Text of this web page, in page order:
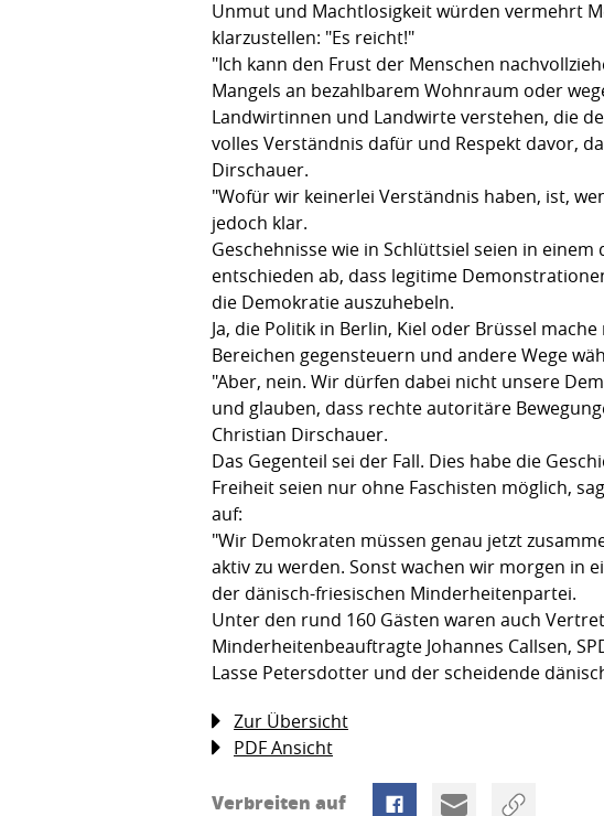
Unmut und Machtlosigkeit würden vermehrt
klarzustellen: "Es reicht!"
"Ich kann den Frust der Menschen
Mangels an bezahlbarem Wohnraum oder
Landwirtinnen und Landwirte verstehen, die
volles Verständnis dafür und Respekt davor,
Dirschauer.
"Wofür wir keinerlei Verständnis haben, ist,
jedoch klar.
Geschehnisse wie in Schlüttsiel seien in
entschieden ab, dass legitime
die Demokratie auszuhebeln.
Ja, die Politik in Berlin, Kiel oder Brüssel
Bereichen gegensteuern und andere Wege
"Aber, nein. Wir dürfen dabei nicht unsere
und glauben, dass rechte autoritäre
Christian Dirschauer.
Das Gegenteil sei der Fall. Dies habe die
Freiheit seien nur ohne Faschisten möglich,
auf:
"Wir Demokraten müssen genau jetzt
aktiv zu werden. Sonst wachen wir morgen in
der dänisch-friesischen Minderheitenpartei.
Unter den rund 160 Gästen waren auch
Minderheitenbeauftragte Johannes Callsen,
Lasse Petersdotter und der scheidende
Zur Übersicht
PDF Ansicht
Verbreiten auf